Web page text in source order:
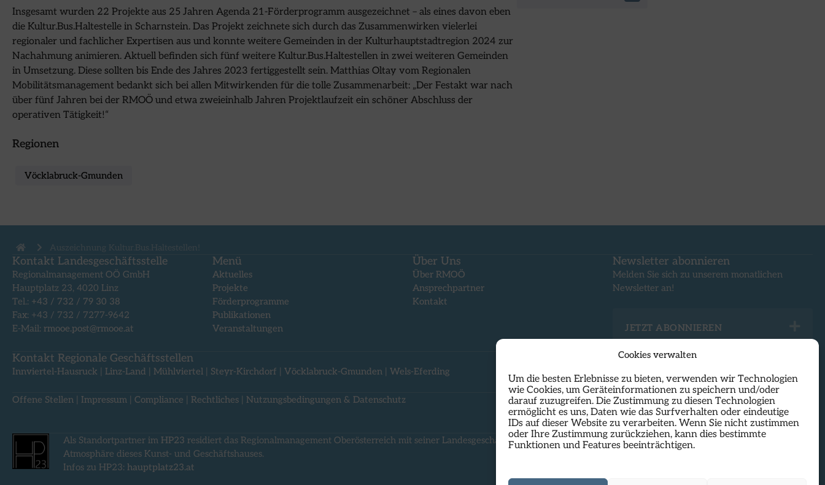
Cookies verwalten
Um die besten Erlebnisse zu bieten, verwenden wir Technologien
wie Cookies, um Geräteinformationen zu speichern und/oder
darauf zuzugreifen. Die Zustimmung zu diesen Technologien
ermöglicht es uns, Daten wie das Surfverhalten oder eindeutige
IDs auf dieser Website zu verarbeiten. Wenn Sie nicht zustimmen
oder Ihre Zustimmung zurückziehen, kann dies bestimmte
Funktionen und Features beeinträchtigen.
Insgesamt wurden 22 Projekte aus 25 Jahren Agenda 21-Förderprogramm ausgezeichnet ­– als eines davon eben
die Kultur.Bus.Haltestelle in Scharnstein. Das Projekt zeichnete sich durch das Zusammenwirken vielerlei
regionaler und fachlicher Expertisen aus und konnte weitere Gemeinden in der Kulturhauptstadtregion 2024 zur
Nachahmung animieren. Aktuell befinden sich fünf weitere Kultur.Bus.Haltestellen in zwei weiteren Gemeinden
in Umsetzung. Diese sollten bis Ende des Jahres 2023 fertiggestellt sein. Matthias Oltay vom Regionalen
Mobilitätsmanagement bedankt sich bei allen Mitwirkenden für die tolle Zusammenarbeit: „Der Festakt war nach
über fünf Jahren bei der RMOÖ und etwa zweieinhalb Jahren Projektlaufzeit ein schöner Abschluss der
operativen Tätigkeit!“
Regionen
Vöcklabruck-Gmunden
Auszeichnung Kultur.Bus.Haltestellen!
Kontakt Landesgeschäftsstelle
Regionalmanagement OÖ GmbH
Hauptplatz 23, 4020 Linz
Tel.: +43 / 732 / 79 30 38
Fax: +43 / 732 / 7277-9642
E-Mail: rmooe.post@rmooe.at
Menü
Aktuelles
Projekte
Förderprogramme
Publikationen
Veranstaltungen
Über Uns
Über RMOÖ
Ansprechpartner
Kontakt
Newsletter abonnieren
Melden Sie sich zu unserem monatlichen
Newsletter an!
JETZT ABONNIEREN
Kontakt Regionale Geschäftsstellen
Innviertel-Hausruck Linz-Land Mühlviertel Steyr-Kirchdorf Vöcklabruck-Gmunden Wels-Eferding
Offene Stellen Impressum Compliance Rechtliches Nutzungsbedingungen & Datenschutz
Als Standortpartner im HP23 residiert das Regionalmanagement Oberösterreich mit seiner Landesgeschäftsstelle direkt am Hauptplatz in Linz und nutzt die inspirierende
Atmosphäre dieses Kunst- und Geschäftshauses.
Infos zu HP23: hauptplatz23.at